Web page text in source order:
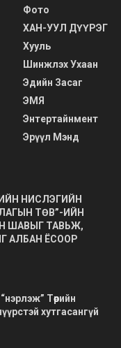
Фото
ХАН-УУЛ ДҮҮРЭГ
Хууль
Шинжлэх Ухаан
Эдийн Засаг
ЭМЯ
Энтертайнмент
Эрүүл Мэнд
НИСЛЭГИЙН
ТӨВ”-ИЙН
ШАВЫГ ТАВЬЖ,
АЛБАН ЁСООР
Төрийн
хутгасангүй